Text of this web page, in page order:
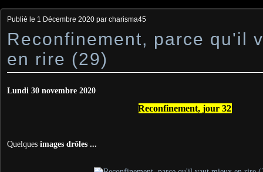
Publié le 1 Décembre 2020 par charisma45
Reconfinement, parce qu'il
en rire (29)
Lundi 30 novembre 2020
Reconfinement, jour 32
Quelques images drôles ...